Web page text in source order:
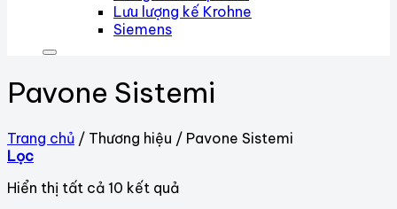
Lưu lượng kế Krohne
Siemens
Pavone Sistemi
Trang chủ / Thương hiệu / Pavone Sistemi
Lọc
Hiển thị tất cả 10 kết quả